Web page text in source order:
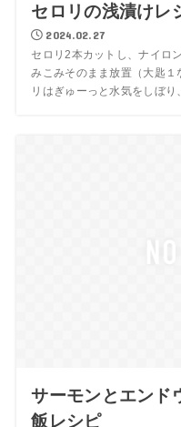
セロリの浅漬けレ
2024.02.27
セロリ2本カットし、ナイロ
みこみそのまま放置（大匙
リはぎゅーっと水気をしぼり
サーモンとエンド
飯レシピ